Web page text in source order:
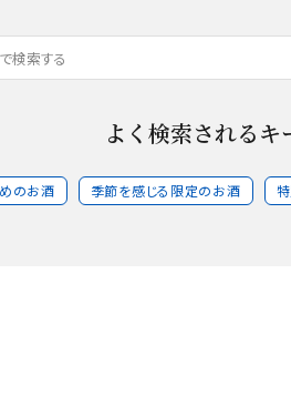
よく検索されるキ
のお酒 季節を感じる限定のお酒